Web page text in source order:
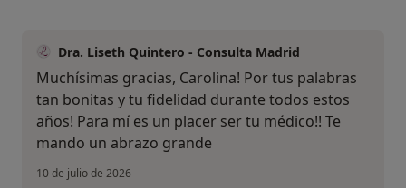
Dra. Liseth Quintero - Consulta Madrid
Muchísimas gracias, Carolina! Por tus palabras
tan bonitas y tu fidelidad durante todos estos
años! Para mí es un placer ser tu médico!! Te
mando un abrazo grande
10 de julio de 2026